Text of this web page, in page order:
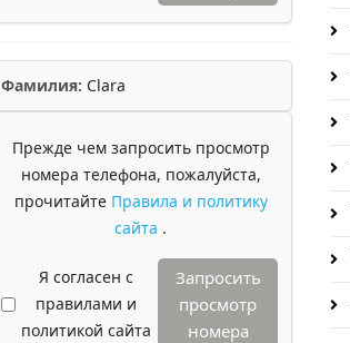
Фамилия: Clara
Прежде чем запросить просмотр
номера телефона, пожалуйста,
прочитайте Правила и политику
сайта .
Я согласен с
правилами и
политикой сайта
Запросить
просмотр
номера